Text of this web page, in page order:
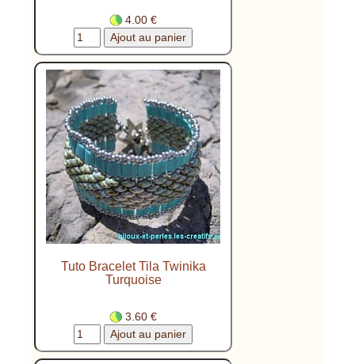
4.00 €
Tuto Bracelet Tila Twinika
Turquoise
3.60 €